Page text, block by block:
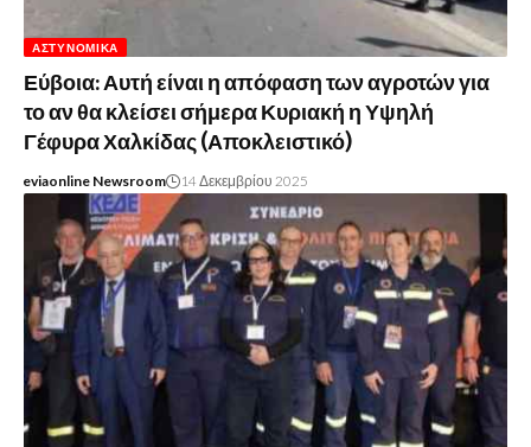
ΑΣΤΥΝΟΜΙΚΆ
Εύβοια: Αυτή είναι η απόφαση των αγροτών για
το αν θα κλείσει σήμερα Κυριακή η Υψηλή
Γέφυρα Χαλκίδας (Αποκλειστικό)
eviaonline Newsroom 14 Δεκεμβρίου 2025